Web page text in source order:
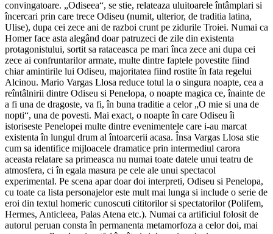
convingatoare. „Odiseea“, se stie, relateaza uluitoarele întâmplari si
încercari prin care trece Odiseu (numit, ulterior, de traditia latina,
Ulise), dupa cei zece ani de razboi crunt pe zidurile Troiei. Numai ca
Homer face asta alegând doar patruzeci de zile din existenta
protagonistului, sortit sa rataceasca pe mari înca zece ani dupa cei
zece ai confruntarilor armate, multe dintre faptele povestite fiind
chiar amintirile lui Odiseu, majoritatea fiind rostite în fata regelui
Alcinou. Mario Vargas Llosa reduce totul la o singura noapte, cea a
reîntâlnirii dintre Odiseu si Penelopa, o noapte magica ce, înainte de
a fi una de dragoste, va fi, în buna traditie a celor „O mie si una de
nopti“, una de povesti. Mai exact, o noapte în care Odiseu îi
istoriseste Penelopei multe dintre evenimentele care i-au marcat
existenta în lungul drum al întoarcerii acasa. Însa Vargas Llosa stie
cum sa identifice mijloacele dramatice prin intermediul carora
aceasta relatare sa primeasca nu numai toate datele unui teatru de
atmosfera, ci în egala masura pe cele ale unui spectacol
experimental. Pe scena apar doar doi interpreti, Odiseu si Penelopa,
cu toate ca lista personajelor este mult mai lunga si include o serie de
eroi din textul homeric cunoscuti cititorilor si spectatorilor (Polifem,
Hermes, Anticleea, Palas Atena etc.). Numai ca artificiul folosit de
autorul peruan consta în permanenta metamorfoza a celor doi, mai